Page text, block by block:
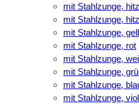
mit Stahlzunge,
mit Stahlzunge,
mit Stahlzunge,
mit Stahlzunge, rot
mit Stahlzunge,
mit Stahlzunge,
mit Stahlzunge,
mit Stahlzunge,